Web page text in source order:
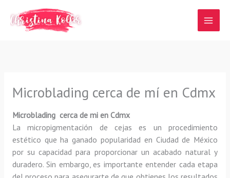
contenido
Microblading cerca de mí en Cdmx
Microblading cerca de mi en Cdmx
La micropigmentación de cejas es un procedimiento
estético que ha ganado popularidad en Ciudad de México
por su capacidad para proporcionar un acabado natural y
duradero. Sin embargo, es importante entender cada etapa